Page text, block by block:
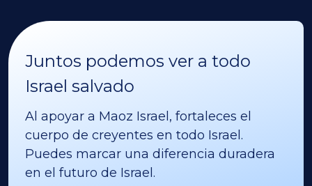
Juntos podemos ver a todo
Israel salvado
Al apoyar a Maoz Israel, fortaleces el
cuerpo de creyentes en todo Israel.
Puedes marcar una diferencia duradera
en el futuro de Israel.